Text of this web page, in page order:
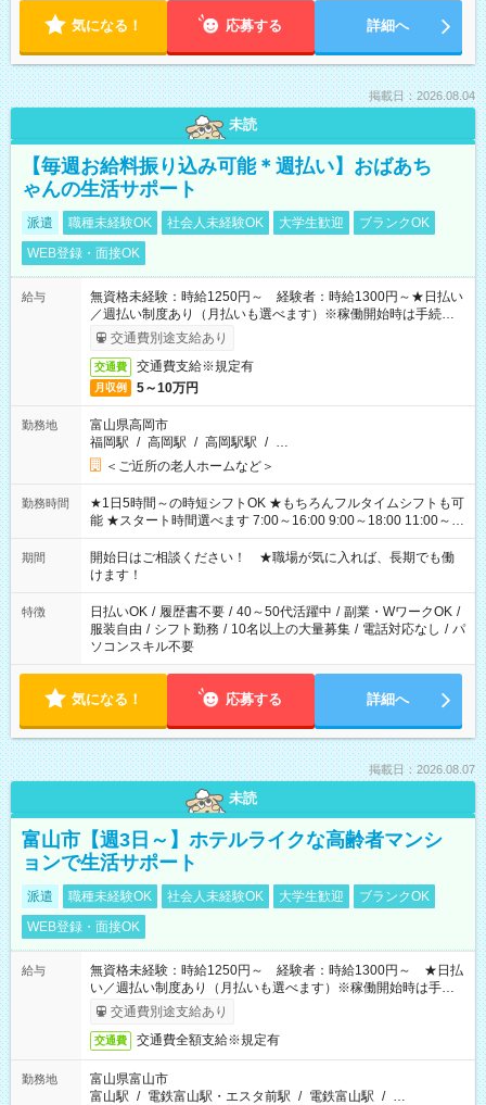
気になる！ 応募する 詳細へ
掲載日：2026.08.04
未読
【毎週お給料振り込み可能＊週払い】おばあち
ゃんの生活サポート
派遣 職種未経験OK 社会人未経験OK 大学生歓迎
ブランクOK
WEB登録・面接OK
給与
無資格未経験：時給1250円～ 経験者：時給1300円～★日払い
／週払い制度あり（月払いも選べます）※稼働開始時は手続き完
了次第のお支払いとなります。
交通費別途支給あり
交通費 交通費支給※規定有
月収例 5～10万円
勤務地
富山県高岡市
福岡駅 / 高岡駅 / 高岡駅駅 / …
＜ご近所の老人ホームなど＞
勤務時間
★1日5時間～の時短シフトOK ★もちろんフルタイムシフトも可
能 ★スタート時間選べます 7:00～16:00 9:00～18:00 11:00～
20:00 など 残業なし！ ※Wワークの場合、他のお仕事と合わせ
週40時間超の就業はご案内できません ※法令に基づき、週20時
間以上勤務は社会保険への加入対象となります ※労働者派遣法
（日雇い派遣の原則禁止）により、短時間・短期間の就業はご
案内が難しい場合があります
期間
開始日はご相談ください！ ★職場が気に入れば、長期でも働
けます！
特徴 日払いOK / 履歴書不要 / 40～50代活躍中 / 副業・WワークOK /
服装自由 / シフト勤務 / 10名以上の大量募集 / 電話対応なし / パ
ソコンスキル不要
気になる！ 応募する 詳細へ
掲載日：2026.08.07
未読
富山市【週3日～】ホテルライクな高齢者マンシ
ョンで生活サポート
派遣 職種未経験OK 社会人未経験OK 大学生歓迎
ブランクOK
WEB登録・面接OK
給与
無資格未経験：時給1250円～ 経験者：時給1300円～ ★日払
い／週払い制度あり（月払いも選べます）※稼働開始時は手続き
完了次第のお支払いとなります。
交通費別途支給あり
交通費 交通費全額支給※規定有
勤務地
富山県富山市
富山駅 / 電鉄富山駅・エスタ前駅 / 電鉄富山駅 / …